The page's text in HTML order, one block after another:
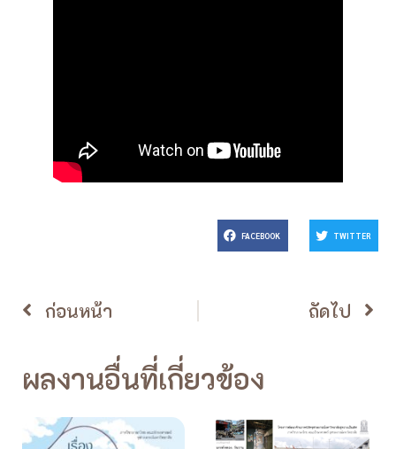
FACEBOOK TWITTER
ก่อนหน้า ถัดไป
ผลงานอื่นที่เกี่ยวข้อง